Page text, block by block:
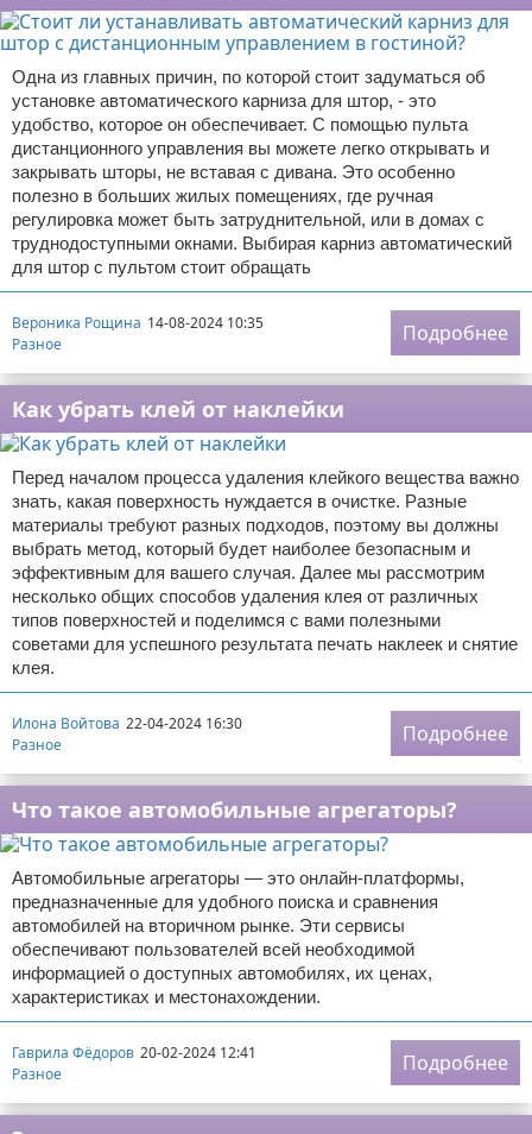
Одна из главных причин, по которой стоит задуматься об
установке автоматического карниза для штор, - это
удобство, которое он обеспечивает. С помощью пульта
дистанционного управления вы можете легко открывать и
закрывать шторы, не вставая с дивана. Это особенно
полезно в больших жилых помещениях, где ручная
регулировка может быть затруднительной, или в домах с
труднодоступными окнами. Выбирая карниз автоматический
для штор с пультом стоит обращать
Вероника Рощина 14-08-2024 10:35
Разное
Подробнее
Как убрать клей от наклейки
Перед началом процесса удаления клейкого вещества важно
знать, какая поверхность нуждается в очистке. Разные
материалы требуют разных подходов, поэтому вы должны
выбрать метод, который будет наиболее безопасным и
эффективным для вашего случая. Далее мы рассмотрим
несколько общих способов удаления клея от различных
типов поверхностей и поделимся с вами полезными
советами для успешного результата печать наклеек и снятие
клея.
Илона Войтова 22-04-2024 16:30
Разное
Подробнее
Что такое автомобильные агрегаторы?
Автомобильные агрегаторы — это онлайн-платформы,
предназначенные для удобного поиска и сравнения
автомобилей на вторичном рынке. Эти сервисы
обеспечивают пользователей всей необходимой
информацией о доступных автомобилях, их ценах,
характеристиках и местонахождении.
Гаврила Фёдоров 20-02-2024 12:41
Разное
Подробнее